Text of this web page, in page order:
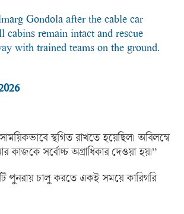
Gondola after the cable car
remain intact and rescue
with trained teams on the ground.
স্থগিত রাখতে হয়েছিল। অবিলম্বে
সর্বোচ্চ অগ্রাধিকার দেওয়া হয়।”
পুনরায় চালু করতে একই সময়ে কারিগরি